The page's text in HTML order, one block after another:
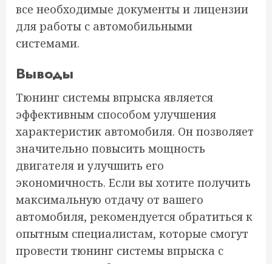
все необходимые документы и лицензии
для работы с автомобильными
системами.
Выводы
Тюнинг системы впрыска является
эффективным способом улучшения
характеристик автомобиля. Он позволяет
значительно повысить мощность
двигателя и улучшить его
экономичность. Если вы хотите получить
максимальную отдачу от вашего
автомобиля, рекомендуется обратиться к
опытным специалистам, которые смогут
провести тюнинг системы впрыска с